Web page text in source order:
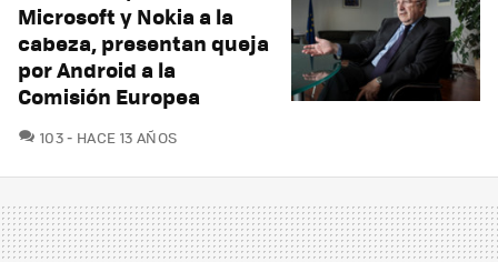
Microsoft y Nokia a la
cabeza, presentan queja
por Android a la
Comisión Europea
103COMENTARIOS
HACE 13 AÑOS